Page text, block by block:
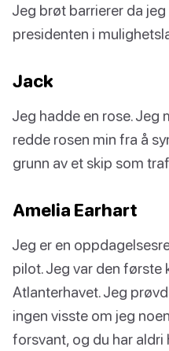
Jeg brøt barrierer da
presidenten i
Jack
Jeg hadde en rose. Jeg
redde rosen min fra å
grunn av et skip som
Amelia Earhart
Jeg er en
pilot. Jeg var den første
Atlanterhavet. Jeg
ingen visste om jeg
forsvant, og du har aldri